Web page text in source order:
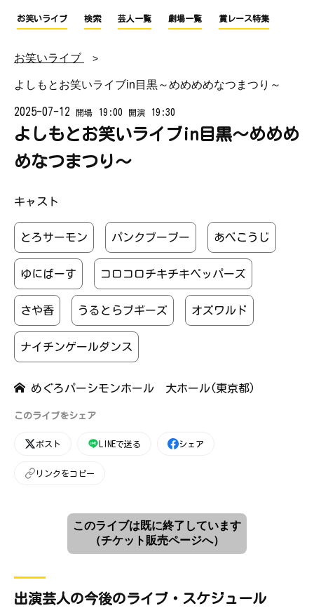
お笑いライブ 検索 芸人一覧 劇場一覧 賞レース特集
お笑いライブ
よしもとお笑いライブin目黒～めめめめなつまつり～
2025-07-12 開場 19:00 開演 19:30
よしもとお笑いライブin目黒～めめめ
めなつまつり～
キャスト
とろサーモン パンクブーブー あべこうじ
ゆにばーす コロコロチキチキペッパーズ
さや香 うるとらブギーズ オズワルド
ナイチンゲールダンス
めぐろパーシモンホール 大ホール(東京都)
このライブをシェア
ポスト LINEで送る シェア
リンクをコピー
このライブは既に終了しています
（チケット販売ページへ）
出演芸人の今後のライブ・スケジュール